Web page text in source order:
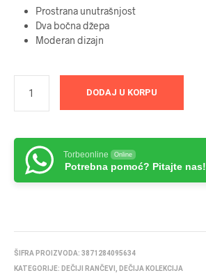
Prostrana unutrašnjost
Dva bočna džepa
Moderan dizajn
DODAJ U KORPU
Torbeonline Online
Potrebna pomoć? Pitajte nas!
ŠIFRA PROIZVODA: 3871284095634
KATEGORIJE: DEČIJI RANČEVI
DEČIJA KOLEKCIJA